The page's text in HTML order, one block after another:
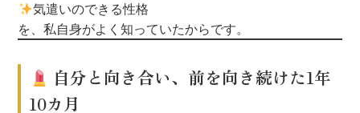
気遣いのできる性格
を、私自身がよく知っていたからです。
自分と向き合い、前を向き続けた1年
10カ月